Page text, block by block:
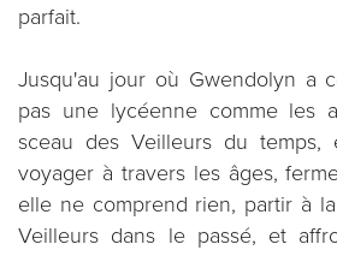
parfait.
Jusqu'au jour où Gwendolyn a
pas une lycéenne comme les
sceau des Veilleurs du temps,
voyager à travers les âges,
elle ne comprend rien, partir à
Veilleurs dans le passé, et